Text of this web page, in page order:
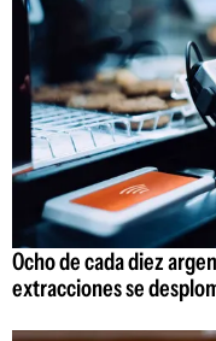
Ocho de cada diez
extracciones se